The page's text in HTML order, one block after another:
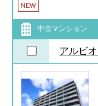
NEW
中古マンション
アルビ